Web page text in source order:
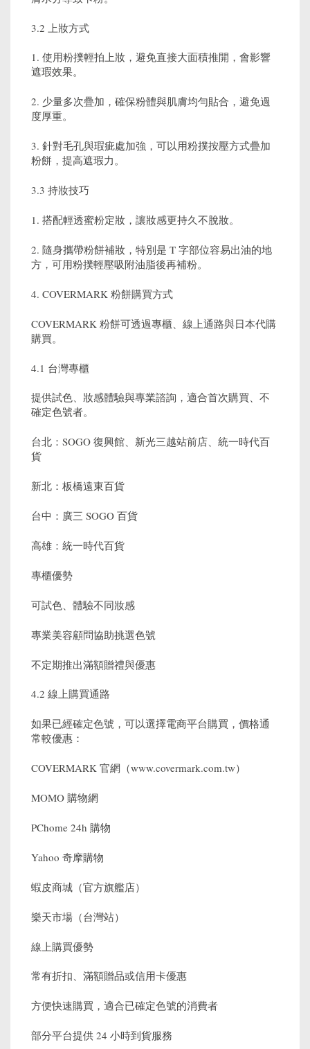
3.2 上妝方式
1. 使用粉撲輕拍上妝，避免直接大面積推開，會影響
遮瑕效果。
2. 少量多次疊加，確保粉體與肌膚均勻貼合，避免過
度厚重。
3. 針對毛孔與瑕疵處加強，可以用粉撲按壓方式疊加
粉餅，提高遮瑕力。
3.3 持妝技巧
1. 搭配輕透蜜粉定妝，讓妝感更持久不脫妝。
2. 隨身攜帶粉餅補妝，特別是 T 字部位容易出油的地
方，可用粉撲輕壓吸附油脂後再補粉。
4. COVERMARK 粉餅購買方式
COVERMARK 粉餅可透過專櫃、線上通路與日本代購
購買。
4.1 台灣專櫃
提供試色、妝感體驗與專業諮詢，適合首次購買、不
確定色號者。
台北：SOGO 復興館、新光三越站前店、統一時代百
貨
新北：板橋遠東百貨
台中：廣三 SOGO 百貨
高雄：統一時代百貨
專櫃優勢
可試色、體驗不同妝感
專業美容顧問協助挑選色號
不定期推出滿額贈禮與優惠
4.2 線上購買通路
如果已經確定色號，可以選擇電商平台購買，價格通
常較優惠：
COVERMARK 官網（www.covermark.com.tw）
MOMO 購物網
PChome 24h 購物
Yahoo 奇摩購物
蝦皮商城（官方旗艦店）
樂天市場（台灣站）
線上購買優勢
常有折扣、滿額贈品或信用卡優惠
方便快速購買，適合已確定色號的消費者
部分平台提供 24 小時到貨服務